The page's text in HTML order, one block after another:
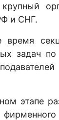
и СНГ.
время
задач
этапе